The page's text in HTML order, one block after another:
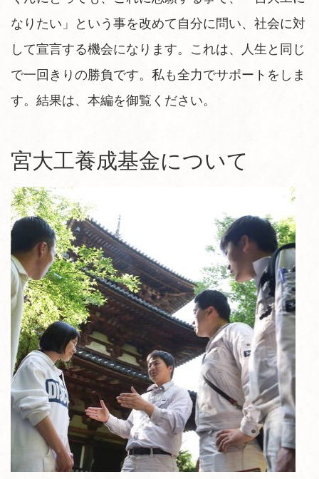
なりたい」という事を改めて自分に問い、社会に対
して宣言する機会になります。これは、人生と同じ
で一回きりの勝負です。私も全力でサポートをしま
す。結果は、本編を御覧ください。
宮大工養成基金について